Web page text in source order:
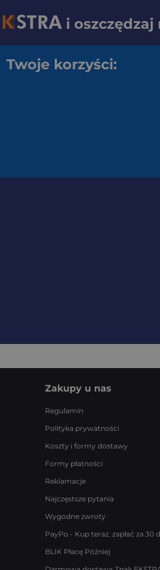
i
Twoje korzyści:
Zakupy u nas
Regulamin
Polityka prywatności
Koszty i formy dostawy
Formy płatności
Reklamacje
Najczęstsze pytania
Wygodne zwroty
PayPo - Kup teraz, zapłać za 30
BLIK Płacę Później